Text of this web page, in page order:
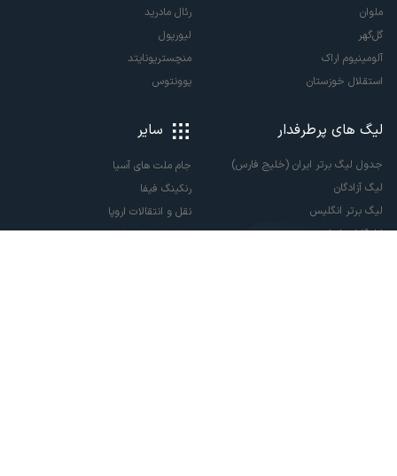
ملوان
گل‌گهر
آلومینیوم اراک
استقلال خوزستان
رئال مادرید
لیورپول
منچستریونایتد
یوونتوس
لیگ های پرطرفدار
جدول لیگ برتر ایران (خلیج فارس)
لیگ آزادگان
لیگ برتر انگلیس
لالیگا اسپانیا
سایر
جام ملت های آسیا
رنکینگ فیفا
نقل و انتقالات اروپا
نقل و انتقالات ایران